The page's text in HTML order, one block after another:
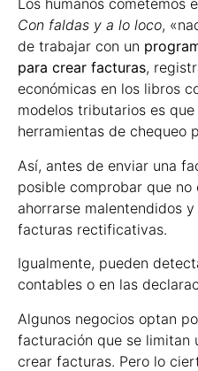
Los humanos cometemos
Con faldas y a lo loco,
de trabajar con un
para crear facturas,
económicas en los libros
modelos tributarios es
herramientas de chequeo
Así, antes de enviar una
posible comprobar que no
ahorrarse malentendidos
facturas rectificativas.
Igualmente, pueden
contables o en las
Algunos negocios optan
facturación que se limitan
crear facturas. Pero lo